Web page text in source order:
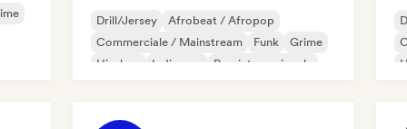
Drill/Jersey
Afrobeat / Afropop
Commerciale / Mainstream
Funk
Grime
Hip-hop
Indie pop Pop internazionale